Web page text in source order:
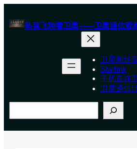
内
坠落飞翔看卫星——卫星通信观
卫星网址
Starlink
手机直连
卫星通信